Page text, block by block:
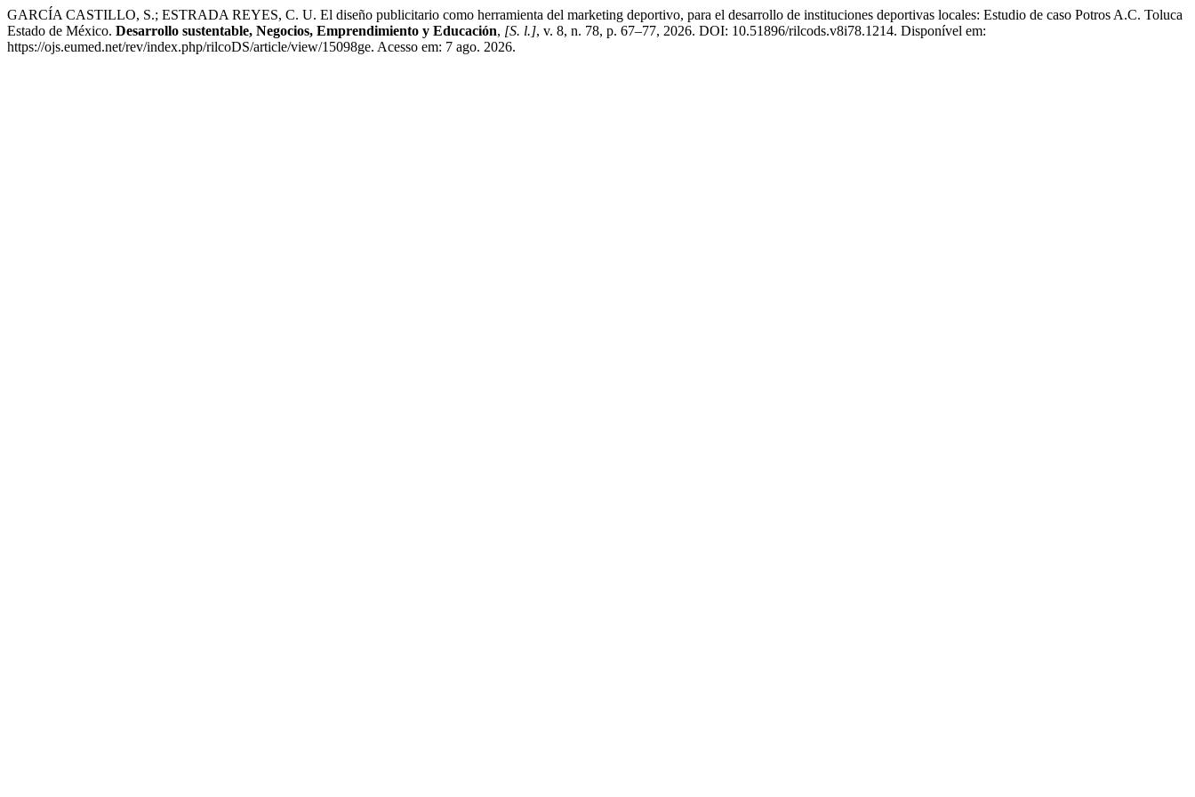
GARCÍA CASTILLO, S.; ESTRADA REYES, C. U. El diseño publicitario como herramienta del marketing deportivo, para el desarrollo de instituciones deportivas locales: Estudio de caso Potros A.C. Toluca
Estado de México. Desarrollo sustentable, Negocios, Emprendimiento y Educación, [S. l.], v. 8, n. 78, p. 67–77, 2026. DOI: 10.51896/rilcods.v8i78.1214. Disponível em:
https://ojs.eumed.net/rev/index.php/rilcoDS/article/view/15098ge. Acesso em: 7 ago. 2026.